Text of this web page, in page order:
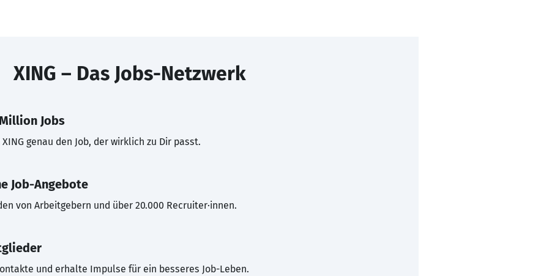
XING – Das Jobs-Netzwerk
Jobs
genau den Job, der wirklich zu Dir passt.
Job-Angebote
von Arbeitgebern und über 20.000 Recruiter·innen.
und erhalte Impulse für ein besseres Job-Leben.